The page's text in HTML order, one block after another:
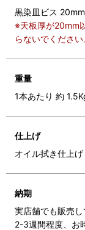
黒染皿ビス
※天板厚が20mm
らないでください
重量
1本あたり 約
仕上げ
オイル拭き仕上げ
納期
実店舗でも販売
2-3週間程度、お